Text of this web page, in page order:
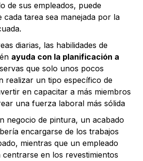
de sus empleados, puede
cada tarea sea manejada por la
diarias, las habilidades de
ayuda con la planificación a
que solo unos pocos
realizar un tipo específico de
en capacitar a más miembros
una fuerza laboral más sólida
negocio de pintura, un acabado
encargarse de los trabajos
mientras que un empleado
en los revestimientos